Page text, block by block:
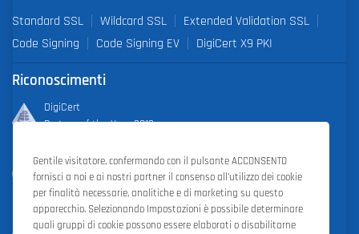
Standard SSL Wildcard SSL
Extended Validation SSL
Code Signing
Code Signing EV DigiCert X9 PKI
Riconoscimenti
DigiCert
Partner of the Year 2019
Outstanding Sales Performance Award 2018, 2019, 2020, 2021,
2022
Gentile visitatore, confermando con il pulsante ACCONSENTO
fornisci a noi e ai nostri partner il consenso all'utilizzo dei cookie
per finalità necessarie, analitiche e di marketing su questo
apparecchio. Selezionando Impostazioni è possibile determinare
quali gruppi di cookie possono essere elaborati o disabilitarne